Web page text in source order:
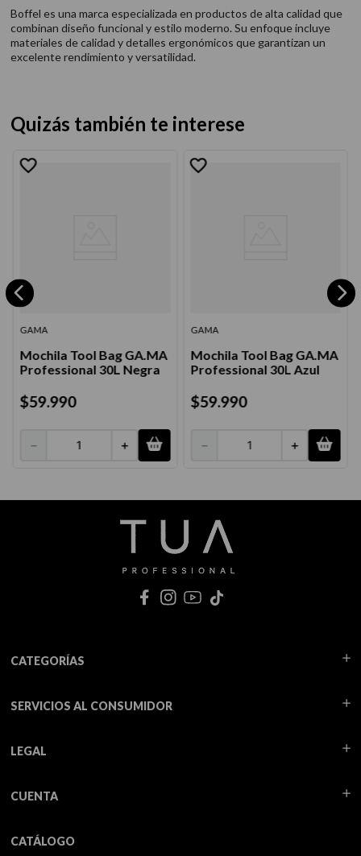
Boffel es una marca especializada en productos de alta calidad que
combinan diseño funcional y estilo moderno. Su enfoque incluye
materiales de calidad y detalles ergonómicos que garantizan un
excelente rendimiento y versatilidad.
Quizás también te interese
GAMA
Mochila Tool Bag GA.MA
Professional 30L Negra
$59.990
＋
－
GAMA
Mochila Tool Bag GA.MA
Professional 30L Azul
$59.990
＋
－
CATEGORÍAS
SERVICIOS AL CONSUMIDOR
LEGAL
CUENTA
CATÁLOGO